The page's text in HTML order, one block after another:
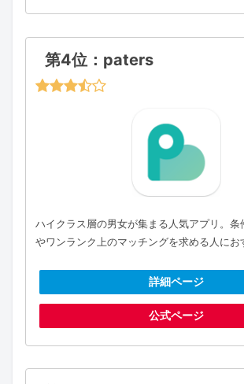
第4位：paters
ハイクラス層の男女が集まる人気アプリ。条
やワンランク上のマッチングを求める人にお
詳細ページ
公式ページ